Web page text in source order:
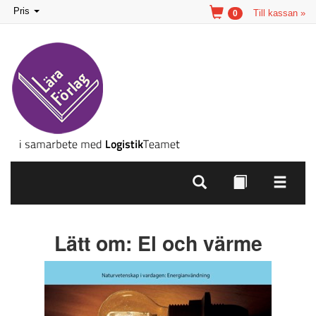
Toggle
navigation
Pris Till kassan »
0
Lätt om: El och värme